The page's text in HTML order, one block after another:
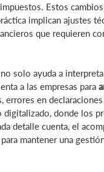
Estos
implican ajustes
que requieren
solo ayuda a
a las empresas para
errores en
digitalizado, donde los
detalle cuenta, el
mantener una